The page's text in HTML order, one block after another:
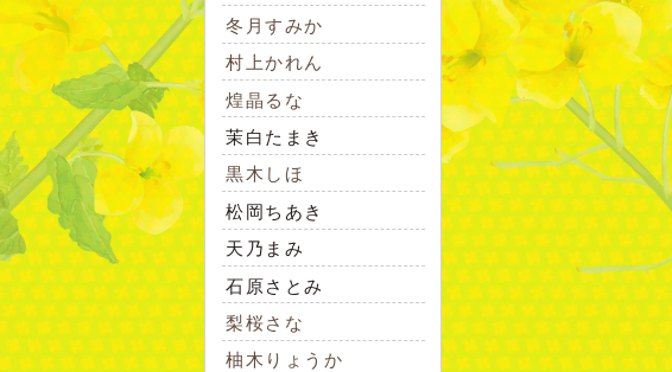
冬月すみか
村上かれん
煌晶るな
茉白たまき
黒木しほ
松岡ちあき
天乃まみ
石原さとみ
梨桜さな
柚木りょうか